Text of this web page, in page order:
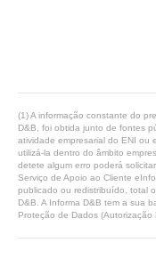
(1) A informação constante do
D&B, foi obtida junto de fontes
atividade empresarial do ENI ou
utilizá-la dentro do âmbito
detete algum erro poderá
Serviço de Apoio ao Cliente
publicado ou redistribuído, total
D&B. A Informa D&B tem a sua
Proteção de Dados (Autorização